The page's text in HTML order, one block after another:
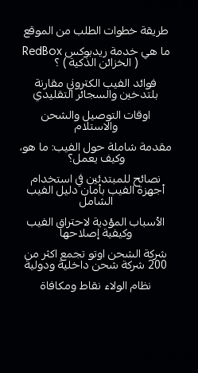
طريقة خطوات الطلب من الموقع
ما هي خدمة ريدبوكس RedBox
( الخزائن الذكية ) ؟
فوائد الفيب الكتروني مقارنة
بلتدخين والسجائر التقليدي
اوقات التوصيل والشحن
والاستلام
مقدمة شاملة حول الفيب: ما هو،
وكيف يعمل؟
نصائح للمبتدئين في استخدام
أجهزة الفيب بأمان دليل الفيب
الشامل
الأسباب المؤدية لاحتراق الفيب
وكيفية إصلاحها
شركة الشحن اوتو تجمع اكثر من
200 شركة شحن داخلية ودولية
نظام الولاء نقاط ومكافاة